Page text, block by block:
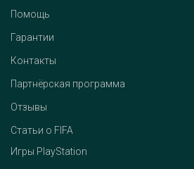
Помощь
Гарантии
Контакты
Партнёрская программа
Отзывы
Статьи о FIFA
Игры PlayStation